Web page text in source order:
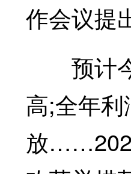
作会议提
预计今
高;全年
放